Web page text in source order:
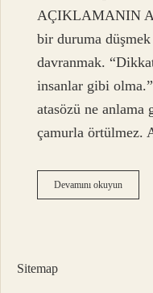
AÇIKLAMANIN
bir duruma düşmek
davranmak.
insanlar gibi
atasözü ne anlama
çamurla örtülmez.
Devamını okuyunNe
Oldum
Sitemap